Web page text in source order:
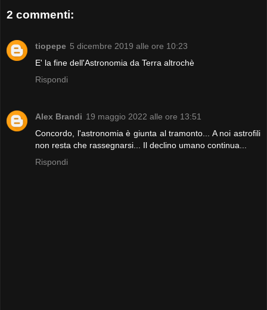
2 commenti:
tiopepe 5 dicembre 2019 alle ore 10:23
E' la fine dell'Astronomia da Terra altrochè
Rispondi
Alex Brandi 19 maggio 2022 alle ore 13:51
Concordo, l'astronomia è giunta al tramonto... A noi astrofili
non resta che rassegnarsi... Il declino umano continua...
Rispondi